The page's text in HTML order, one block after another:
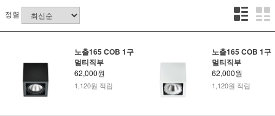
정렬
노출165 COB 1구
멀티직부
62,000원
1,120원 적립
노출165 COB 1구
멀티직부
62,000원
1,120원 적립